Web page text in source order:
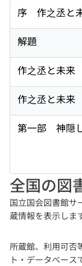
序 作之丞と
解題
作之丞と未来
作之丞と未来
第一部 神隠
全国の図
国立国会図書館サ
蔵情報を表示しま
所蔵館、利用可否
ト・データベー